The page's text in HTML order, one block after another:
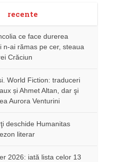
recente
ce face durerea
n-ai rămas pe cer, steaua
Crăciun
World Fiction: traduceri
și Ahmet Altan, dar şi
Aurora Venturini
deschide Humanitas
literar
2026: iată lista celor 13